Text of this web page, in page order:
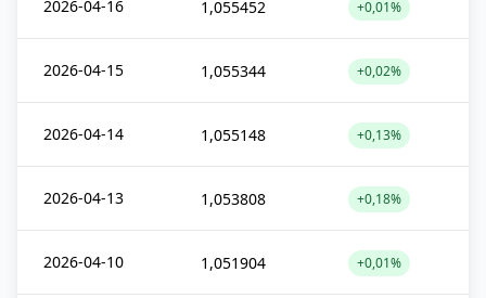
2026-04-16 1,055452 +0,01%
2026-04-15 1,055344 +0,02%
2026-04-14 1,055148 +0,13%
2026-04-13 1,053808 +0,18%
2026-04-10 1,051904 +0,01%